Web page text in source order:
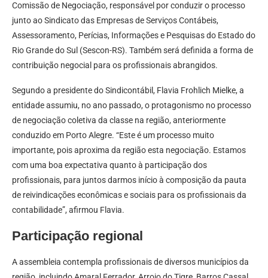
Comissão de Negociação, responsável por conduzir o processo
junto ao Sindicato das Empresas de Serviços Contábeis,
Assessoramento, Perícias, Informações e Pesquisas do Estado do
Rio Grande do Sul (Sescon-RS). Também será definida a forma de
contribuição negocial para os profissionais abrangidos.
Segundo a presidente do Sindicontábil, Flavia Frohlich Mielke, a
entidade assumiu, no ano passado, o protagonismo no processo
de negociação coletiva da classe na região, anteriormente
conduzido em Porto Alegre. “Este é um processo muito
importante, pois aproxima da região esta negociação. Estamos
com uma boa expectativa quanto à participação dos
profissionais, para juntos darmos início à composição da pauta
de reivindicações econômicas e sociais para os profissionais da
contabilidade”, afirmou Flavia.
Participação regional
A assembleia contempla profissionais de diversos municípios da